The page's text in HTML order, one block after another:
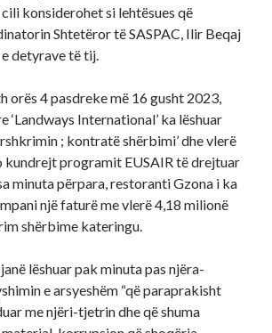
konsiderohet si lehtësues që
Shtetëror të SASPAC, Ilir Beqaj
detyrave të tij.
orës 4 pasdreke më 16 gusht 2023,
‘Landways International’ ka lëshuar
; kontratë shërbimi’ dhe vlerë
kundrejt programit EUSAIR të drejtuar
minuta përpara, restoranti Gzona i ka
një faturë me vlerë 4,18 milionë
shërbime kateringu.
lëshuar pak minuta pas njëra-
e arsyeshëm “që paraprakisht
me njëri-tjetrin dhe që shuma